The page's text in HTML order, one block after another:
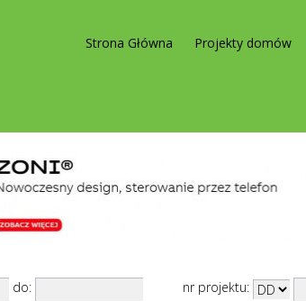
Strona Główna Projekty domów
do: nr projektu: